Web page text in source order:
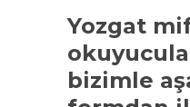
Yozgat
bizimle